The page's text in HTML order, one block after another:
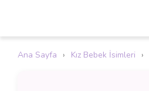
Ana Sayfa › Kız Bebek İsimleri ›